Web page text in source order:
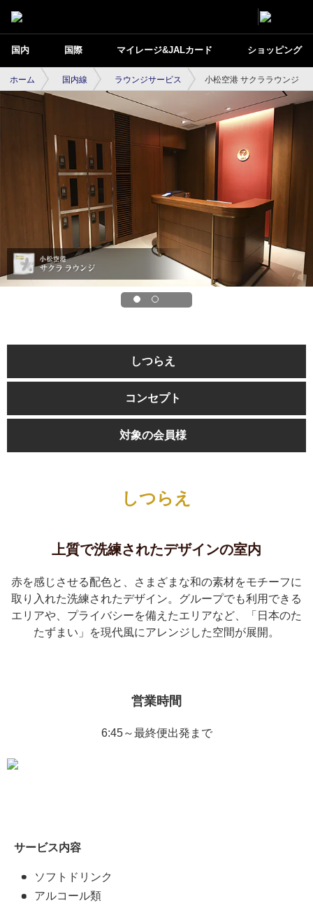
国内 国際 マイレージ&JALカード ショッピング
ホーム 国内線 ラウンジサービス 小松空港 サクララウンジ
しつらえ
コンセプト
対象の会員様
しつらえ
上質で洗練されたデザインの室内
赤を感じさせる配色と、さまざまな和の素材をモチーフに
取り入れた洗練されたデザイン。グループでも利用できる
エリアや、プライバシーを備えたエリアなど、「日本のた
たずまい」を現代風にアレンジした空間が展開。
営業時間
6:45～最終便出発まで
サービス内容
ソフトドリンク
アルコール類